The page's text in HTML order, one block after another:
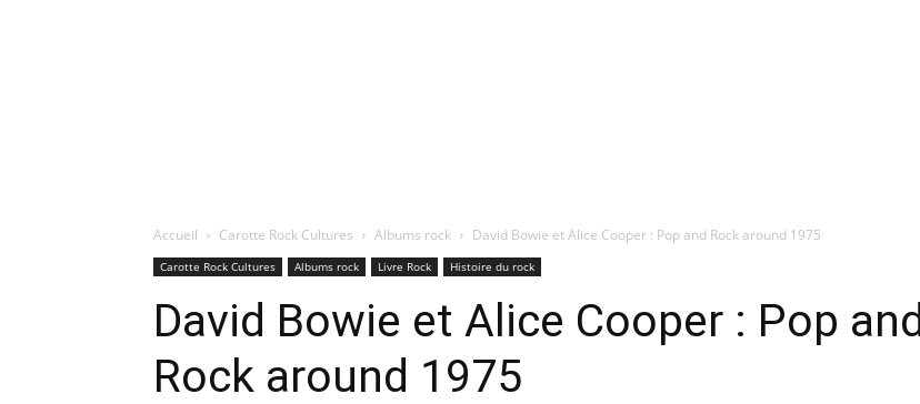
Accueil Carotte Rock Cultures Albums rock David Bowie et Alice Cooper : Pop and Rock around 1975
Carotte Rock Cultures Albums rock Livre Rock Histoire du rock
David Bowie et Alice Cooper : Pop and
Rock around 1975